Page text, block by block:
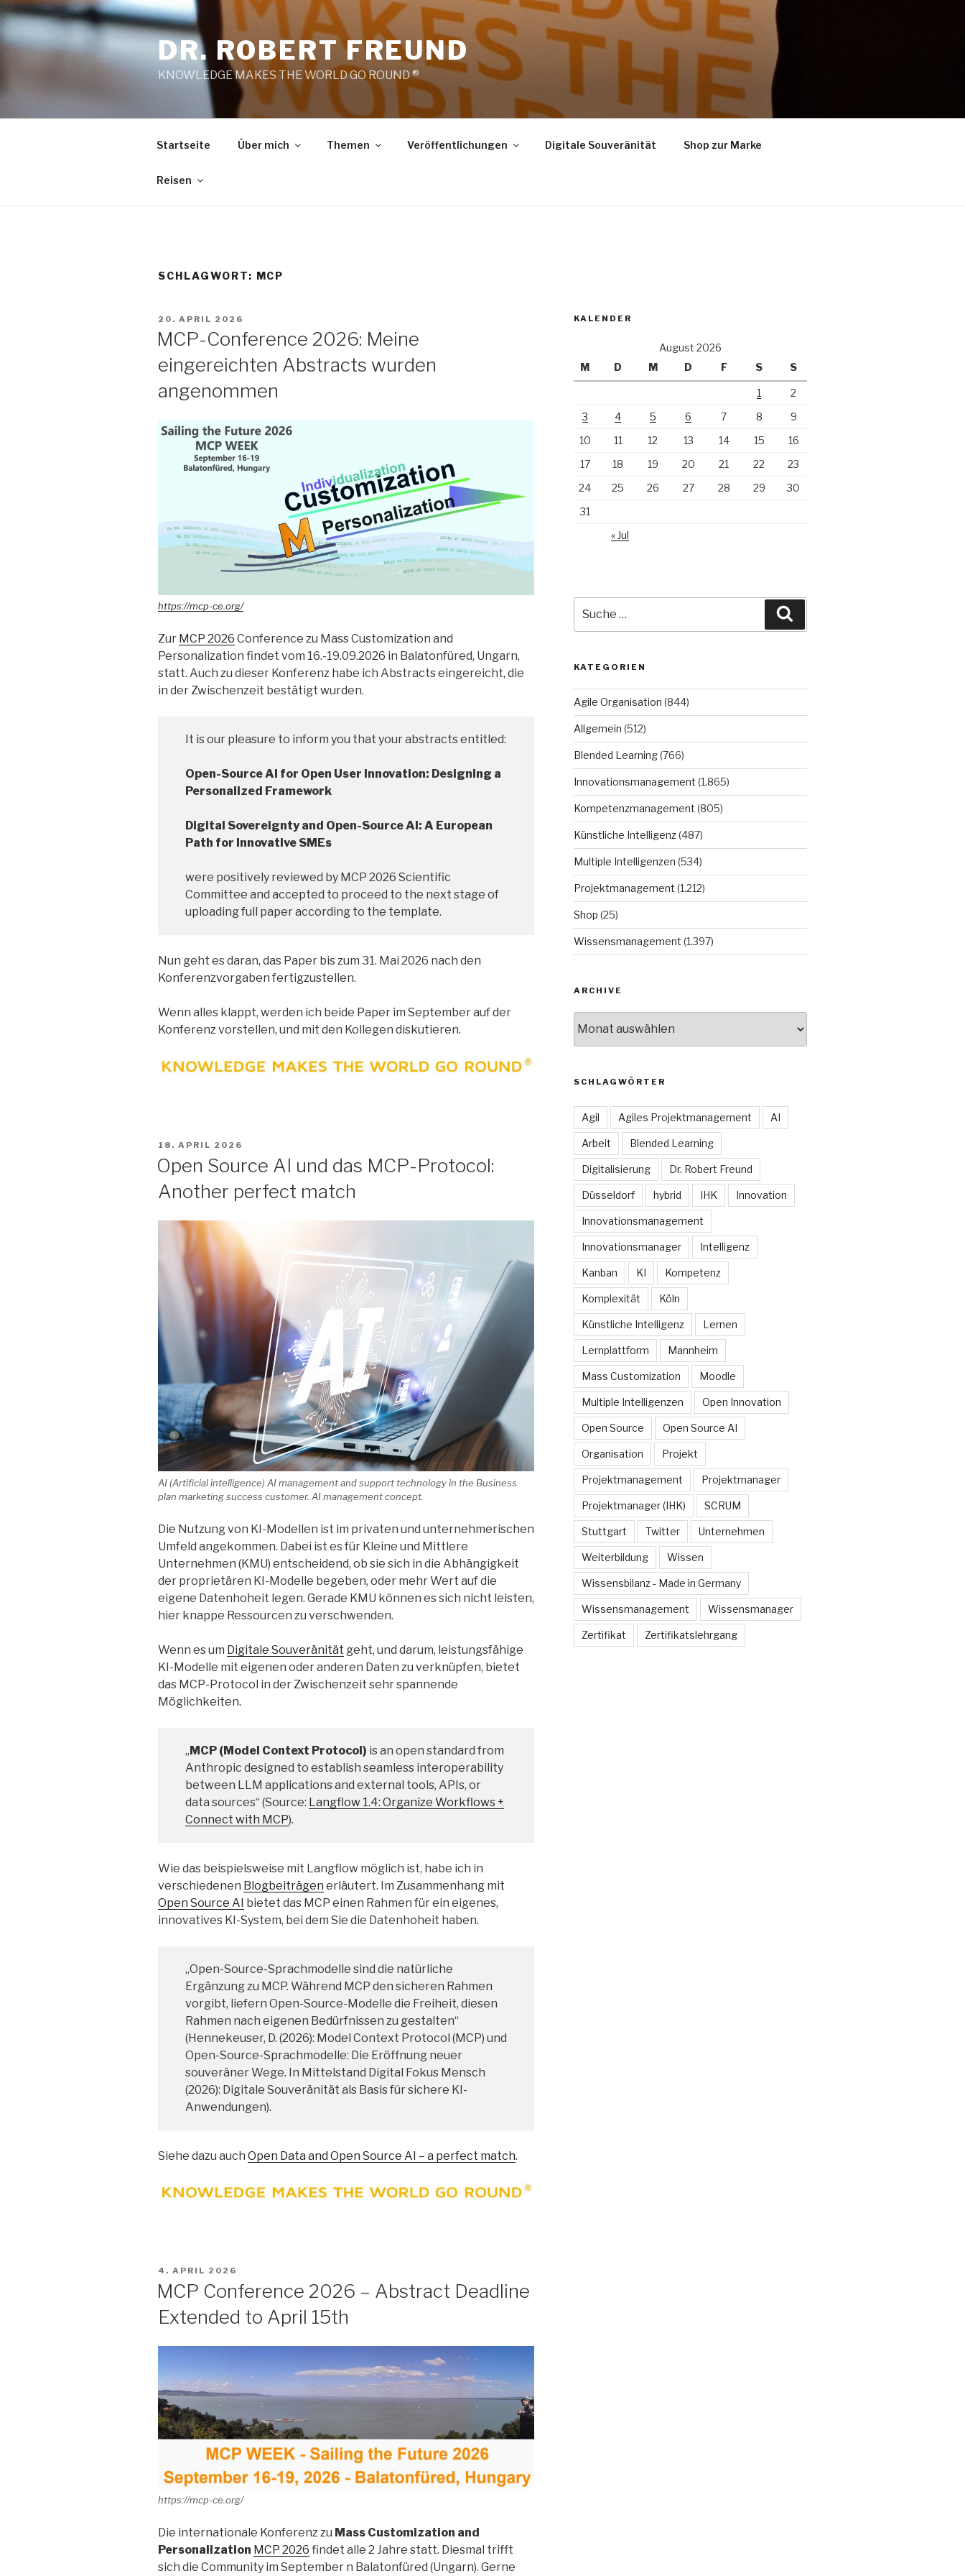
Zum
Inhalt
springen
DR. ROBERT FREUND
KNOWLEDGE MAKES THE WORLD GO ROUND ®
Startseite Über mich Themen Veröffentlichungen Digitale Souveränität Shop zur Marke
Reisen
SCHLAGWORT: MCP
VERÖFFENTLICHT
20. APRIL 2026
MCP-Conference 2026: Meine
eingereichten Abstracts wurden
angenommen
https://mcp-ce.org/
Zur MCP 2026 Conference zu Mass Customization and
Personalization findet vom 16.-19.09.2026 in Balatonfüred, Ungarn,
statt. Auch zu dieser Konferenz habe ich Abstracts eingereicht, die
in der Zwischenzeit bestätigt wurden.
It is our pleasure to inform you that your abstracts entitled:
Open-Source AI for Open User Innovation: Designing a
Personalized Framework
Digital Sovereignty and Open-Source AI: A European
Path for Innovative SMEs
were positively reviewed by MCP 2026 Scientific
Committee and accepted to proceed to the next stage of
uploading full paper according to the template.
Nun geht es daran, das Paper bis zum 31. Mai 2026 nach den
Konferenzvorgaben fertigzustellen.
Wenn alles klappt, werden ich beide Paper im September auf der
Konferenz vorstellen, und mit den Kollegen diskutieren.
VERÖFFENTLICHT
18. APRIL 2026
Open Source AI und das MCP-Protocol:
Another perfect match
AI (Artificial intelligence) AI management and support technology in the Business
plan marketing success customer. AI management concept.
Die Nutzung von KI-Modellen ist im privaten und unternehmerischen
Umfeld angekommen. Dabei ist es für Kleine und Mittlere
Unternehmen (KMU) entscheidend, ob sie sich in die Abhängigkeit
der proprietären KI-Modelle begeben, oder mehr Wert auf die
eigene Datenhoheit legen. Gerade KMU können es sich nicht leisten,
hier knappe Ressourcen zu verschwenden.
Wenn es um Digitale Souveränität geht, und darum, leistungsfähige
KI-Modelle mit eigenen oder anderen Daten zu verknüpfen, bietet
das MCP-Protocol in der Zwischenzeit sehr spannende
Möglichkeiten.
„MCP (Model Context Protocol) is an open standard from
Anthropic designed to establish seamless interoperability
between LLM applications and external tools, APIs, or
data sources“ (Source: Langflow 1.4: Organize Workflows +
Connect with MCP).
Wie das beispielsweise mit Langflow möglich ist, habe ich in
verschiedenen Blogbeiträgen erläutert. Im Zusammenhang mit
Open Source AI bietet das MCP einen Rahmen für ein eigenes,
innovatives KI-System, bei dem Sie die Datenhoheit haben.
„Open-Source-Sprachmodelle sind die natürliche
Ergänzung zu MCP. Während MCP den sicheren Rahmen
vorgibt, liefern Open-Source-Modelle die Freiheit, diesen
Rahmen nach eigenen Bedürfnissen zu gestalten“
(Hennekeuser, D. (2026): Model Context Protocol (MCP) und
Open-Source-Sprachmodelle: Die Eröffnung neuer
souveräner Wege. In Mittelstand Digital Fokus Mensch
(2026): Digitale Souveränität als Basis für sichere KI-
Anwendungen).
Siehe dazu auch Open Data and Open Source AI – a perfect match.
VERÖFFENTLICHT
4. APRIL 2026
MCP Conference 2026 – Abstract Deadline
Extended to April 15th
https://mcp-ce.org/
Die internationale Konferenz zu Mass Customization and
Personalization MCP 2026 findet alle 2 Jahre statt. Diesmal trifft
sich die Community im September n Balatonfüred (Ungarn). Gerne
KALENDER
August 2026
M
D M D F S S
1
2
3
4 5 6 7 8
9
10
11 12 13 14 15
16
17
18 19 20 21 22
23
24
25 26 27 28 29
30
31
« Jul
nach:
KATEGORIEN
Agile Organisation (844)
Allgemein (512)
Blended Learning(766)
Innovationsmanagement (1.865)
Kompetenzmanagement (805)
Künstliche Intelligenz(487)
Multiple Intelligenzen (534)
Projektmanagement (1.212)
Shop (25)
Wissensmanagement (1.397)
ARCHIVE
SCHLAGWÖRTER
Agil Agiles Projektmanagement AI
Arbeit Blended Learning
Digitalisierung Dr. Robert Freund
Düsseldorf hybrid IHK Innovation
Innovationsmanagement
Innovationsmanager Intelligenz
Kanban KI Kompetenz
Komplexität Köln
Künstliche Intelligenz Lernen
Lernplattform Mannheim
Mass Customization Moodle
Multiple Intelligenzen Open Innovation
Open Source Open Source AI
Organisation Projekt
Projektmanagement Projektmanager
Projektmanager (IHK) SCRUM
Stuttgart Twitter Unternehmen
Weiterbildung Wissen
Wissensbilanz - Made in Germany
Wissensmanagement Wissensmanager
Zertifikat Zertifikatslehrgang